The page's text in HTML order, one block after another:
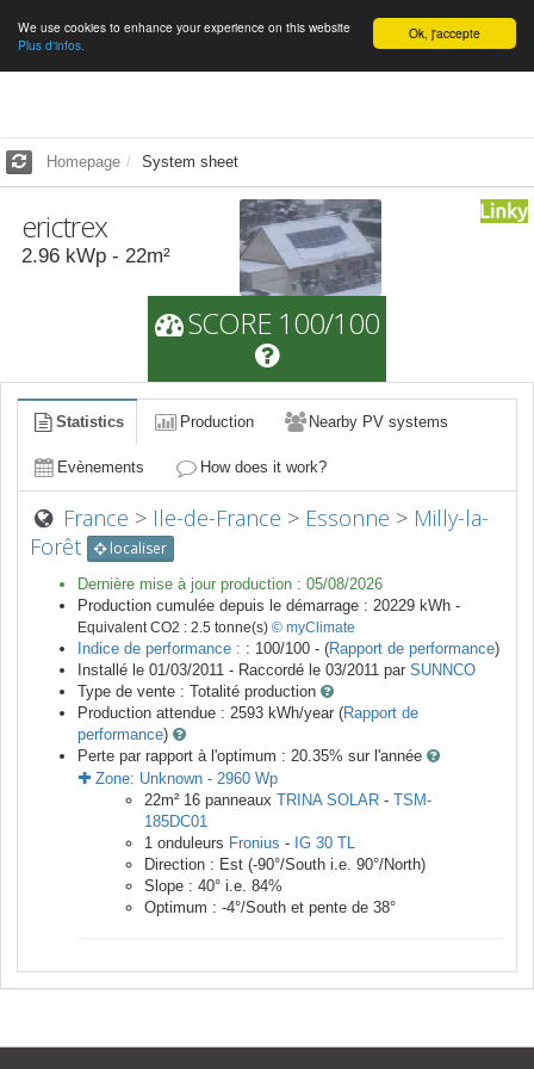
English Ok, j'accepte
We use cookies to enhance your experience on this website
Plus d'infos.
Homepage System sheet
erictrex
2.96 kWp - 22m²
SCORE 100/100
Statistics Production Nearby PV systems
Evènements How does it work?
France > Ile-de-France > Essonne > Milly-la-
Forêt
localiser
Dernière mise à jour production : 05/08/2026
Production cumulée depuis le démarrage : 20229 kWh -
Equivalent CO2 : 2.5 tonne(s) © myClimate
Indice de performance : : 100/100 - (Rapport de performance)
Installé le 01/03/2011 - Raccordé le 03/2011 par SUNNCO
Type de vente : Totalité production
Production attendue : 2593 kWh/year (Rapport de
performance)
Perte par rapport à l'optimum : 20.35% sur l'année
Zone: Unknown - 2960 Wp
22m² 16 panneaux TRINA SOLAR - TSM-
185DC01
1 onduleurs Fronius - IG 30 TL
Direction : Est (-90°/South i.e. 90°/North)
Slope : 40° i.e. 84%
Optimum : -4°/South et pente de 38°